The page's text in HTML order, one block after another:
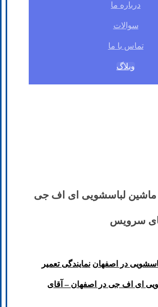
درباره ما
سوالات
تماس با ما
وبلاگ
ماشین لباسشویی ای اف جی
سرویس
در اصفهان نمایندگی تعمیر
ای اف جی در اصفهان – آقای